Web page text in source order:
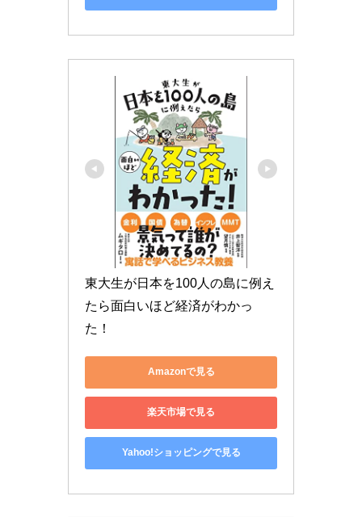
東大生が日本を100人の島に例え
たら面白いほど経済がわかっ
た！
Amazonで見る
楽天市場で見る
Yahoo!ショッピングで見る